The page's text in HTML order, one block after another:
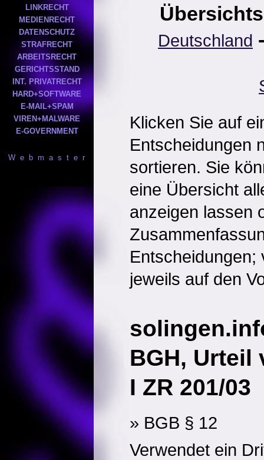
LINKRECHT
MEDIENRECHT
DATENSCHUTZ
STRAFRECHT
ARBEITSRECHT
GERICHTSSTAND
INT. PRIVATRECHT
HARD+SOFTWARE
E-MAIL+SPAM
VIREN+MALWARE
E-GOVERNMENT
W e b m a s t e r
Deutschland
Klicken Sie auf
Entscheidungen
sortieren. Sie
eine Übersicht
anzeigen lassen
Entscheidungen;
jeweils auf den
BGH, Urteil
I ZR 201/03
» BGB § 12
Verwendet ein